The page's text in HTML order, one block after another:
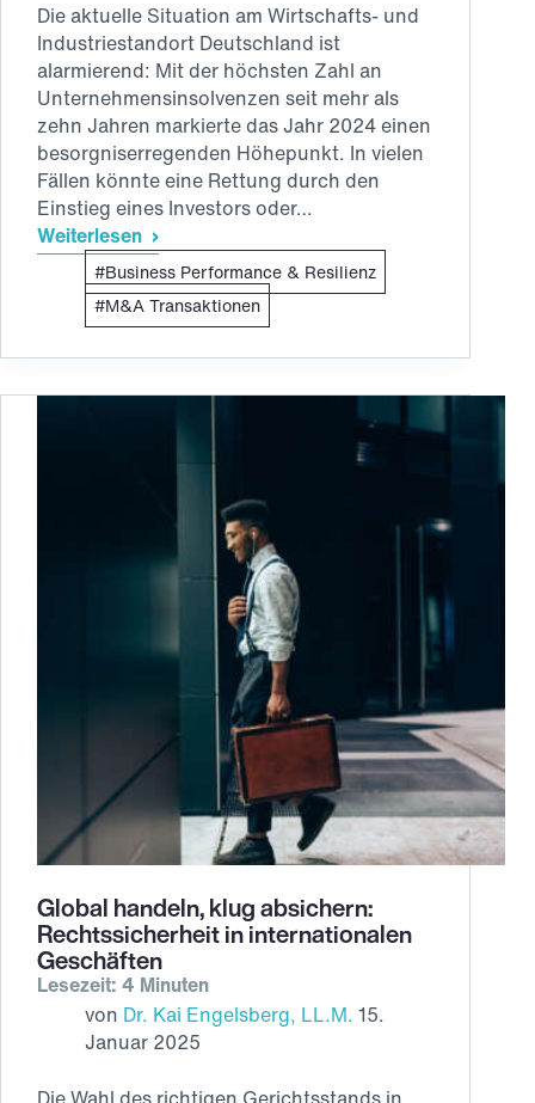
Die aktuelle Situation am Wirtschafts- und
Industriestandort Deutschland ist
alarmierend: Mit der höchsten Zahl an
Unternehmensinsolvenzen seit mehr als
zehn Jahren markierte das Jahr 2024 einen
besorgniserregenden Höhepunkt. In vielen
Fällen könnte eine Rettung durch den
Einstieg eines Investors oder…
Weiterlesen
Rettung
Krise:
Wie
Business Performance & Resilienz
M&A Transaktionen
Global handeln, klug absichern:
Rechtssicherheit in internationalen
Geschäften
Lesezeit: 4 Minuten
von Dr. Kai Engelsberg, LL.M. 15.
Januar 2025